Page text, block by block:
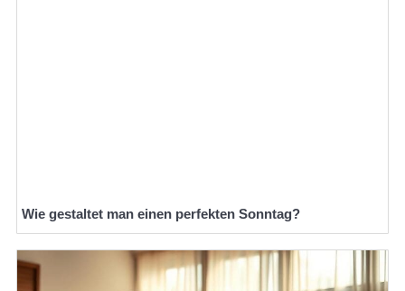
Wie gestaltet man einen perfekten Sonntag?